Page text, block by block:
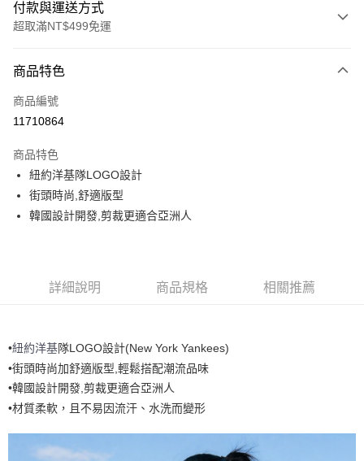
付款與運送方式
超取滿NT$499免運
信用卡一次付款
超商取貨付款
Apple Pay
街口支付
全家取貨付款<未取貨列黑名單/不支援離島取退>
全家取貨<不支援離島取退>
每筆NT$60，滿NT$499(含以上)免運費
7-11取貨付款<未取貨列黑名單/不支援離島取退>
7-11取貨<不支援離島取退>
商品特色
商品編號
11710864
商品特色
紐約洋基隊LOGO設計
街頭時尚,舒適版型
韓國設計開發,剪裁更適合亞洲人
詳細說明 商品規格 相關推薦
•紐約洋基隊LOGO設計(New York Yankees)
•街頭時尚加舒適版型,輕鬆搭配潮流品味
•韓國設計開發,剪裁更適合亞洲人
•材質柔軟，且不易因流汗、水洗而變形